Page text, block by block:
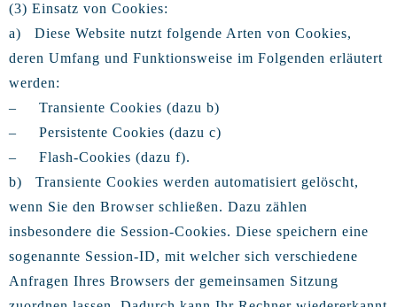
(3) Einsatz von Cookies:
a) Diese Website nutzt folgende Arten von Cookies,
deren Umfang und Funktionsweise im Folgenden erläutert
werden:
– Transiente Cookies (dazu b)
– Persistente Cookies (dazu c)
– Flash-Cookies (dazu f).
b) Transiente Cookies werden automatisiert gelöscht,
wenn Sie den Browser schließen. Dazu zählen
insbesondere die Session-Cookies. Diese speichern eine
sogenannte Session-ID, mit welcher sich verschiedene
Anfragen Ihres Browsers der gemeinsamen Sitzung